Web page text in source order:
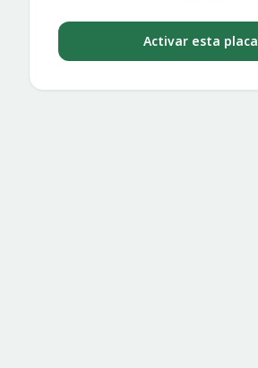
Activar esta placa